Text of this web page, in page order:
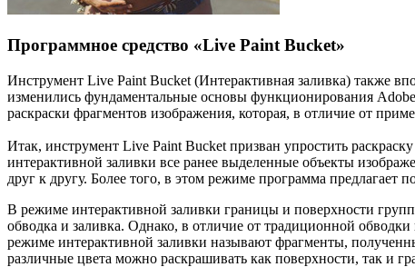
Программное средство «Live Paint Bucket»
Инструмент Live Paint Bucket (Интерактивная заливка) также
изменились фундаментальные основы функционирования
раскраски фрагментов изображения, которая, в отличие от
Итак, инструмент Live Paint Bucket призван упростить
интерактивной заливки все ранее выделенные объекты
друг к другу. Более того, в этом режиме программа предлагает
В режиме интерактивной заливки границы и поверхности
обводка и заливка. Однако, в отличие от традиционной
режиме интерактивной заливки называют фрагменты,
различные цвета можно раскрашивать как поверхности, так и